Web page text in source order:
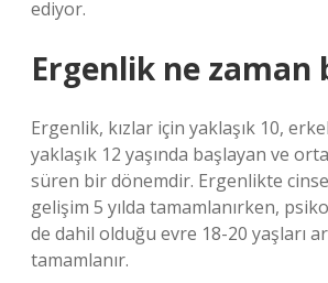
ediyor.
Ergenlik ne zaman
Ergenlik, kızlar için yaklaşık 10,
yaklaşık 12 yaşında başlayan ve
süren bir dönemdir. Ergenlikte
gelişim 5 yılda tamamlanırken,
de dahil olduğu evre 18-20 yaşları
tamamlanır.